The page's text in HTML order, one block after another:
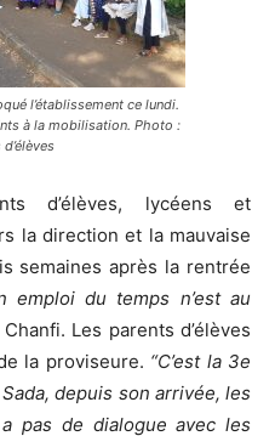
l’établissement ce lundi.
à la mobilisation. Photo :
d’élèves, lycéens et
la direction et la mauvaise
semaines après la rentrée
emploi du temps n’est au
Les parents d’élèves
la proviseure. “C’est la 3e
depuis son arrivée, les
pas de dialogue avec les